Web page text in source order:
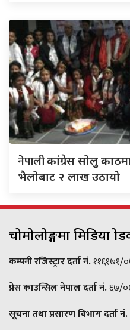
नेपालीकांग्रेस सोलु
भैलोबाट २ लाख उठायो
चोमोलोङ्गमा मिडिया
कम्पनी रजिस्ट्रार दर्ता नं.११६१७१/
प्रेस काउन्सिल नेपाल दर्ता नं.६७/
सूचना तथा प्रसारण विभाग दर्ता नं.